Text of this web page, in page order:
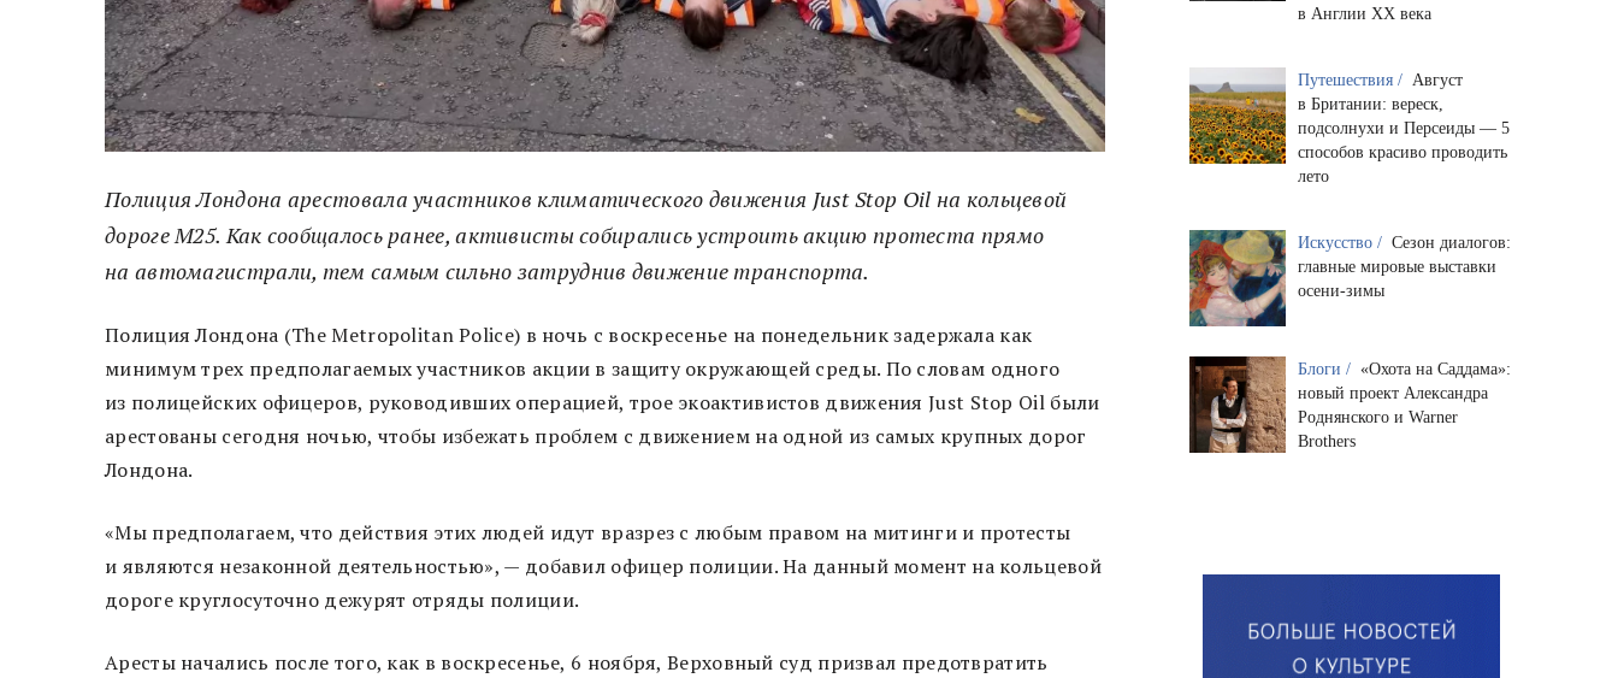
Полиция Лондона арестовала участников климатического движения Just Stop Oil на кольцевой
дороге М25. Как сообщалось ранее, активисты собирались устроить акцию протеста прямо
на автомагистрали, тем самым сильно затруднив движение транспорта.
Полиция Лондона (The Metropolitan Police) в ночь с воскресенье на понедельник задержала как
минимум трех предполагаемых участников акции в защиту окружающей среды. По словам одного
из полицейских офицеров, руководивших операцией, трое экоактивистов движения Just Stop Oil были
арестованы сегодня ночью, чтобы избежать проблем с движением на одной из самых крупных дорог
Лондона.
«Мы предполагаем, что действия этих людей идут вразрез с любым правом на митинги и протесты
и являются незаконной деятельностью», — добавил офицер полиции. На данный момент на кольцевой
дороге круглосуточно дежурят отряды полиции.
Аресты начались после того, как в воскресенье, 6 ноября, Верховный суд призвал предотвратить
в Англии XX века
Путешествия / Август
в Британии: вереск,
подсолнухи и Персеиды — 5
способов красиво проводить
лето
Искусство / Сезон диалогов:
главные мировые выставки
осени-зимы
Блоги / «Охота на Саддама»:
новый проект Александра
Роднянского и Warner
Brothers